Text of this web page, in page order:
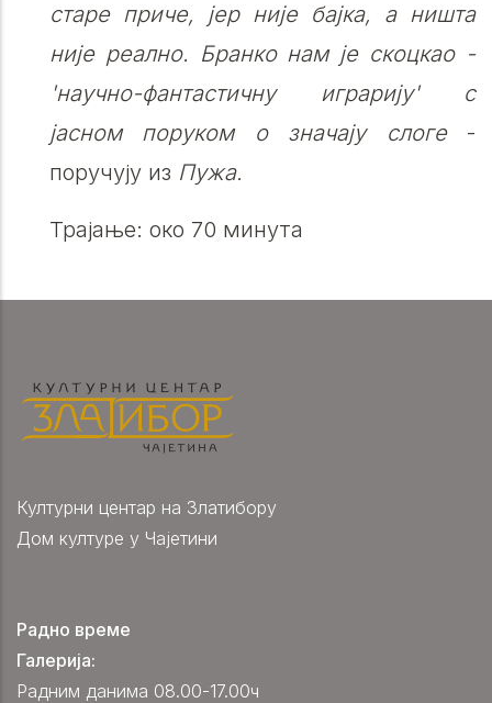
старе приче, јер није бајка, а ништа
није реално. Бранко нам је скоцкао -
'научно-фантастичну играрију' с
јасном поруком о значају слоге-
поручују из Пужа.
Трајање: око 70 минута
Културни центар на Златибору
Дом културе у Чајетини
Радно време
Галерија:
Радним данима 08.00-17.00ч